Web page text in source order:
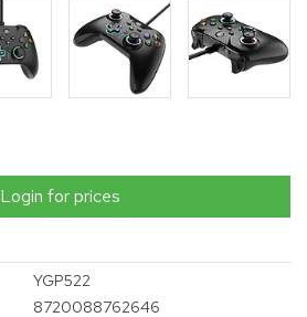
Login for prices
YGP522
8720088762646